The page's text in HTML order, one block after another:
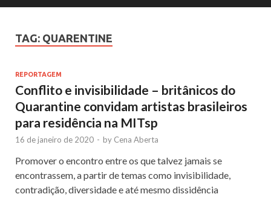
TAG: QUARENTINE
REPORTAGEM
Conflito e invisibilidade – britânicos do
Quarantine convidam artistas brasileiros
para residência na MITsp
16 de janeiro de 2020 - by Cena Aberta
Promover o encontro entre os que talvez jamais se
encontrassem, a partir de temas como invisibilidade,
contradição, diversidade e até mesmo dissidência